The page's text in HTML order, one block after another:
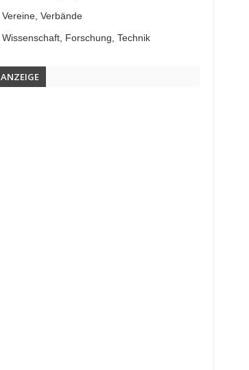
Vereine, Verbände
Wissenschaft, Forschung, Technik
ANZEIGE